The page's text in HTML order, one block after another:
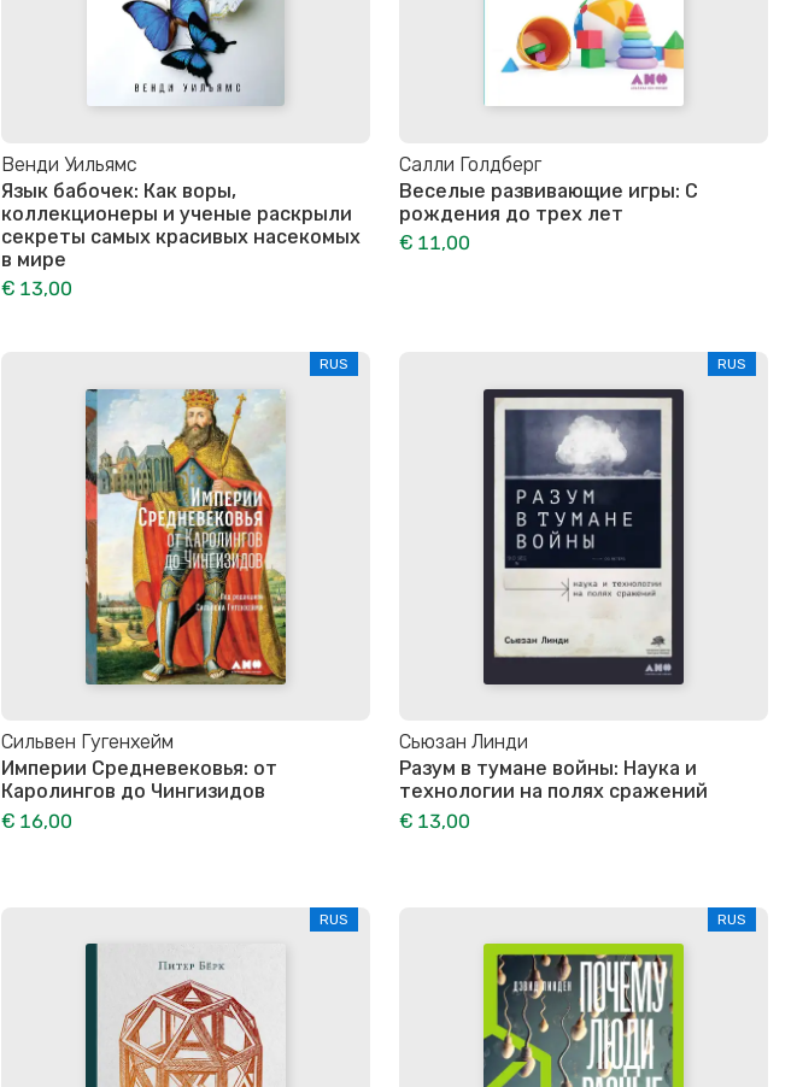
Венди Уильямс
Язык бабочек: Как воры,
коллекционеры и ученые раскрыли
секреты самых красивых насекомых
в мире
€ 13,00
Салли Голдберг
Веселые развивающие игры: С
рождения до трех лет
€ 11,00
RUS
Сильвен Гугенхейм
Империи Средневековья: от
Каролингов до Чингизидов
€ 16,00
RUS
Сьюзан Линди
Разум в тумане войны: Наука и
технологии на полях сражений
€ 13,00
RUS RUS